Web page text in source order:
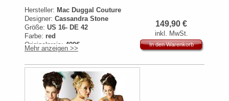
149,90 €
inkl. MwSt.
In den Warenkorb
Hersteller: Mac Duggal Couture
Designer: Cassandra Stone
Größe: US 16- DE 42
Farbe: red
Originalpreis: 499€
Mehr anzeigen >>